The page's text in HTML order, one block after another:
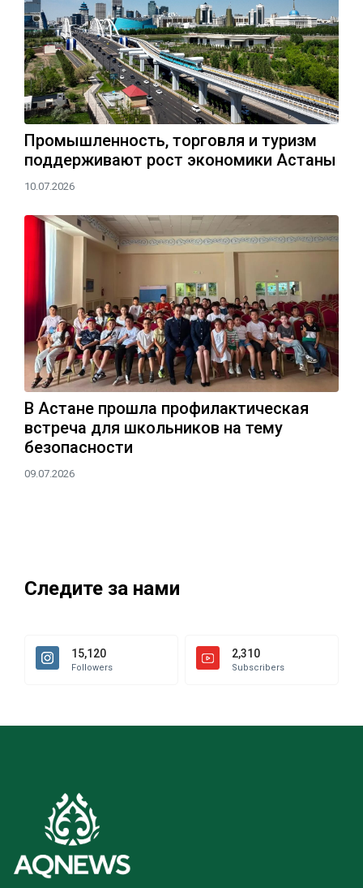
Промышленность, торговля и туризм
поддерживают рост экономики Астаны
10.07.2026
В Астане прошла профилактическая
встреча для школьников на тему
безопасности
09.07.2026
Следите за нами
15,120
Followers
2,310
Subscribers